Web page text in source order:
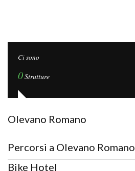
Ci sono
0Strutture
Olevano Romano
Percorsi a Olevano Romano
Bike Hotel